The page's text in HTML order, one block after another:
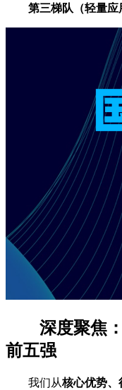
第三梯队（轻量应
深度聚焦
前五强
我们从核心优势、